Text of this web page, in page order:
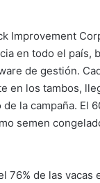
Improvement
en todo el país,
de gestión.
en los tambos,
la campaña. El
semen
de las vacas